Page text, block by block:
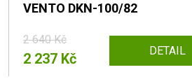
VENTO DKN-100/82
2 640 Kč
2 237 Kč DETAIL